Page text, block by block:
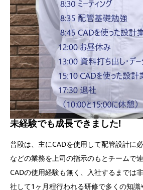
未経験でも成長できました!
普段は、主にCADを使用して配管設計に
などの業務を上司の指示のもとチームで
CADの使用経験も無く、入社するまでは
社して1ヶ月程行われる研修で多くの知識